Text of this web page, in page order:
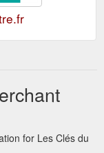
for Les Clés du